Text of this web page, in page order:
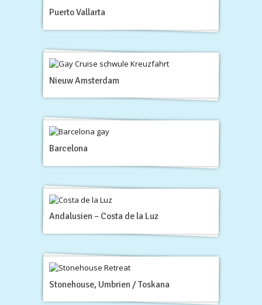
Puerto Vallarta
Nieuw Amsterdam
Barcelona
Andalusien – Costa de la Luz
Stonehouse, Umbrien / Toskana